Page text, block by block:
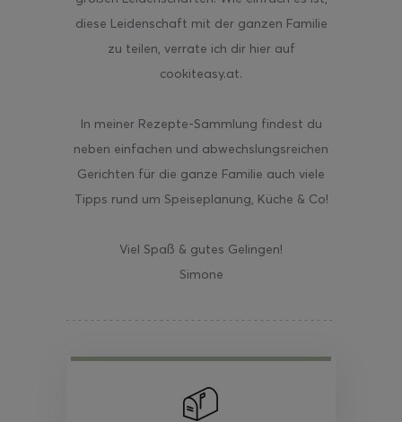
diese Leidenschaft mit der ganzen Familie
zu teilen, verrate ich dir hier auf
cookiteasy.at.
In meiner Rezepte-Sammlung findest du
neben einfachen und abwechslungsreichen
Gerichten für die ganze Familie auch viele
Tipps rund um Speiseplanung, Küche & Co!
Viel Spaß & gutes Gelingen!
Simone